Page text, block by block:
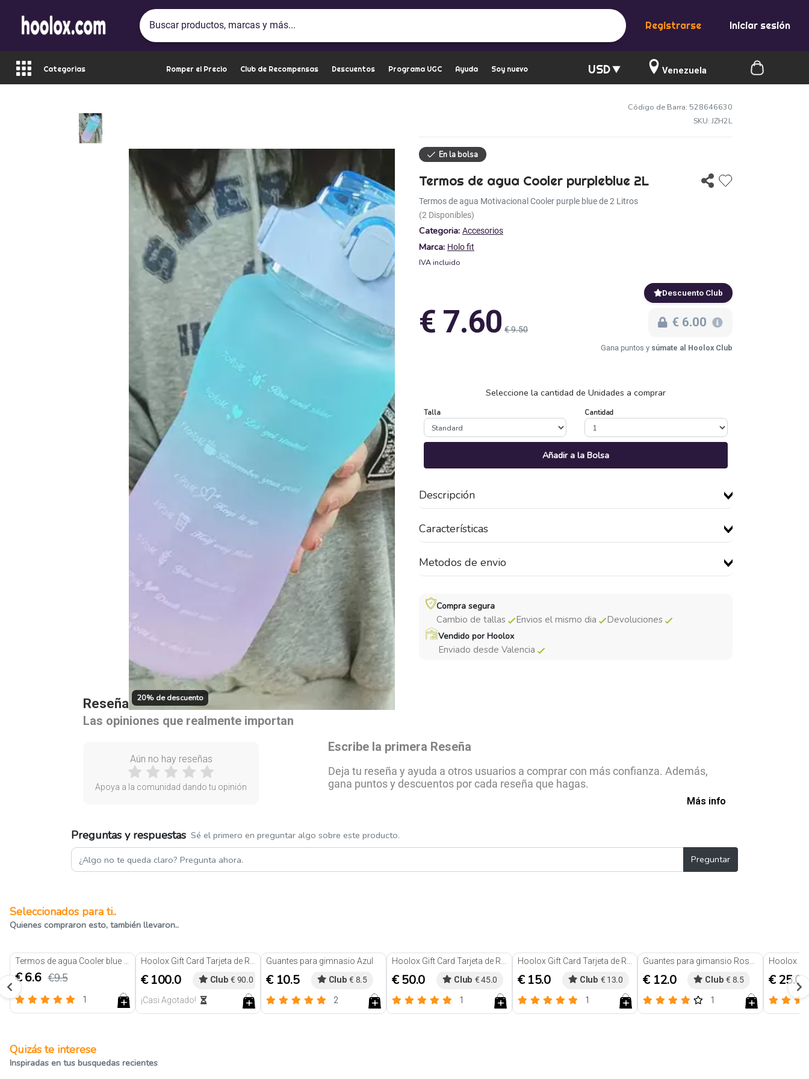
Registrarse Iniciar sesión
Categorias Romper el Precio Club de Recompensas Descuentos Programa UGC Ayuda Soy nuevo USD Venezuela
20% de descuento
Código de Barra: 528646630
SKU: JZH2L
Termos de agua Cooler purpleblue 2L
Termos de agua Motivacional Cooler purple blue de 2 Litros
(2 Disponibles)
Categoria: Accesorios
Marca: Holo fit
IVA incluido
€ 7.60 € 9.50
Descuento Club
€ 6.00
Gana puntos y súmate al Hoolox Club
Seleccione la cantidad de Unidades a comprar
Talla Cantidad
Añadir a la Bolsa
Descripción
Características
Metodos de envio
Compra segura
Cambio de tallas Envios el mismo dia Devoluciones
Vendido por Hoolox
Enviado desde Valencia
Reseñas de nuestros clientes
Las opiniones que realmente importan
Aún no hay reseñas
Apoya a la comunidad dando tu opinión
Escribe la primera Reseña
Deja tu reseña y ayuda a otros usuarios a comprar con más confianza. Además,
gana puntos y descuentos por cada reseña que hagas.
Más info
Preguntas y respuestas Sé el primero en preguntar algo sobre este producto.
Preguntar
Seleccionados para ti..
Quienes compraron esto, también llevaron..
Termos de agua Cooler blue orange
€ 6.6 €9.5
1
Hoolox Gift Card Tarjeta de Regalo
€ 100.0 Club € 90.0
¡Casi Agotado!
Guantes para gimnasio Azul
€ 10.5 Club € 8.5
2
Hoolox Gift Card Tarjeta de Regalo
€ 50.0 Club € 45.0
1
Hoolox Gift Card Tarjeta de Regalo
€ 15.0 Club € 13.0
1
Guantes para gimansio Rosado
€ 12.0 Club € 8.5
1
€ 25.0
Quizás te interese
Inspiradas en tus busquedas recientes